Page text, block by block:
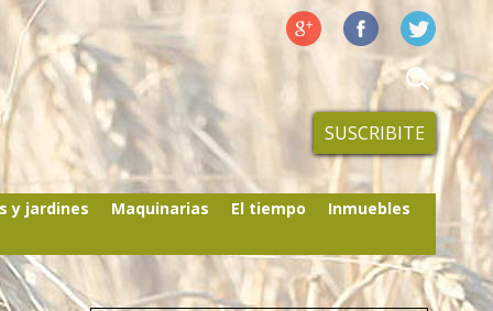
SUSCRIBITE
y jardines Maquinarias El tiempo
Inmuebles